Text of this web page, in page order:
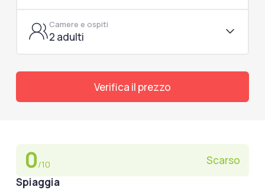
Camere e ospiti
2 adulti
Verifica il prezzo
0/10
Scarso
Spiaggia